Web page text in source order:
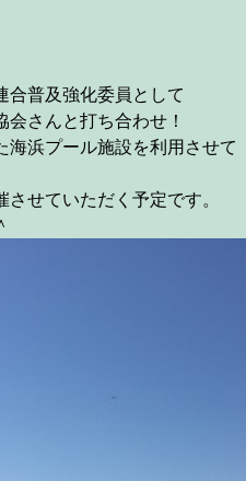
合普及強化委員として
さんと打ち合わせ！
浜プール施設を利用させて
せていただく予定です。